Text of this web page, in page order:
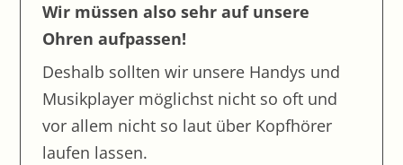
Zinngiesen im BLO- Technik Unterricht
Grillen bei jedem Wetter
Im Zirkus
Fröhliche Häuser
Was krabbelt denn da?
Wir müssen also sehr auf unsere
Ohren aufpassen!
Deshalb sollten wir unsere Handys und
Musikplayer möglichst nicht so oft und
vor allem nicht so laut über Kopfhörer
laufen lassen.